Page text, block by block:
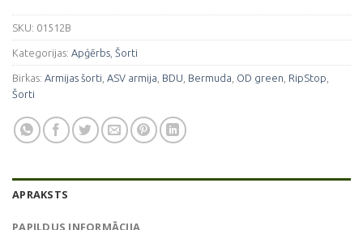
SKU: 01512B
Kategorijas: Apģērbs Šorti
Birkas: Armijas šorti ASV armija BDU Bermuda OD green RipStop
Šorti
APRAKSTS
PAPILDUS INFORMĀCIJA